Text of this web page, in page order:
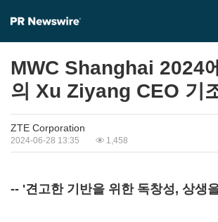
MWC Shanghai 2024
의 Xu Ziyang CEO 기
ZTE Corporation
2024-06-28 13:35 1,458
-- '견고한 기반을 위한 독창성, 상생